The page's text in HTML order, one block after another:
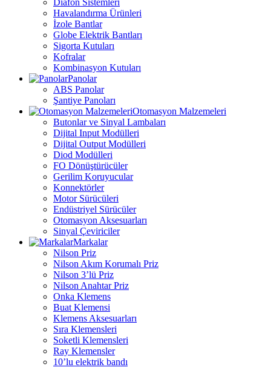
Diafon Sistemleri
Havalandırma Ürünleri
İzole Bantlar
Globe Elektrik Bantları
Sigorta Kutuları
Kofralar
Kombinasyon Kutuları
Panolar
ABS Panolar
Şantiye Panoları
Otomasyon Malzemeleri
Butonlar ve Sinyal Lambaları
Dijital Input Modülleri
Dijital Output Modülleri
Diod Modülleri
FO Dönüştürücüler
Gerilim Koruyucular
Konnektörler
Motor Sürücüleri
Endüstriyel Sürücüler
Otomasyon Aksesuarları
Sinyal Çeviriciler
Markalar
Nilson Priz
Nilson Akım Korumalı Priz
Nilson 3’lü Priz
Nilson Anahtar Priz
Onka Klemens
Buat Klemensi
Klemens Aksesuarları
Sıra Klemensleri
Soketli Klemensleri
Ray Klemensler
10’lu elektrik bandı